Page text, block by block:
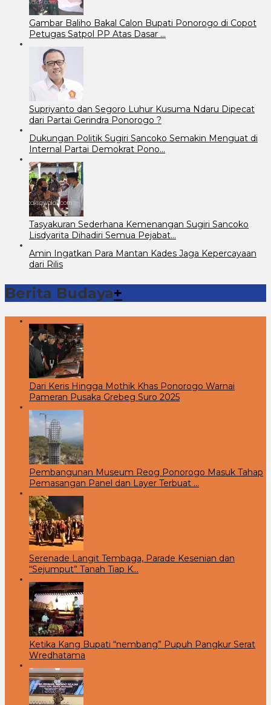
Gambar Baliho Bakal Calon Bupati Ponorogo di Copot
Petugas Satpol PP Atas Dasar …
Supriyanto dan Segoro Luhur Kusuma Ndaru Dipecat
dari Partai Gerindra Ponorogo ?
Dukungan Politik Sugiri Sancoko Semakin Menguat di
Internal Partai Demokrat Pono…
Tasyakuran Sederhana Kemenangan Sugiri Sancoko
Lisdyarita Dihadiri Semua Pejabat…
Amin Ingatkan Para Mantan Kades Jaga Kepercayaan
dari Rilis
Berita Budaya+
Dari Keris Hingga Mothik Khas Ponorogo Warnai
Pameran Pusaka Grebeg Suro 2025
Pembangunan Museum Reog Ponorogo Masuk Tahap
Pemasangan Panel dan Layer Terbuat …
Serenade Langit Tembaga, Parade Kesenian dan
“Sejumput” Tanah Tiap K…
Ketika Kang Bupati “nembang” Pupuh Pangkur Serat
Wredhatama